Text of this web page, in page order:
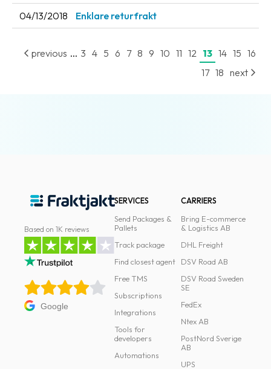
04/13/2018 Enklare returfrakt
previous ... 3 4 5 6 7 8 9 10 11 12 13 14 15 16
17 18 next
Based on 1K reviews
Google
SERVICES
Send Packages &
Pallets
Track package
Find closest agent
Free TMS
Subscriptions
Integrations
Tools for
developers
Automations
CARRIERS
Bring E-commerce
& Logistics AB
DHL Freight
DSV Road AB
DSV Road Sweden
SE
FedEx
Ntex AB
PostNord Sverige
AB
UPS